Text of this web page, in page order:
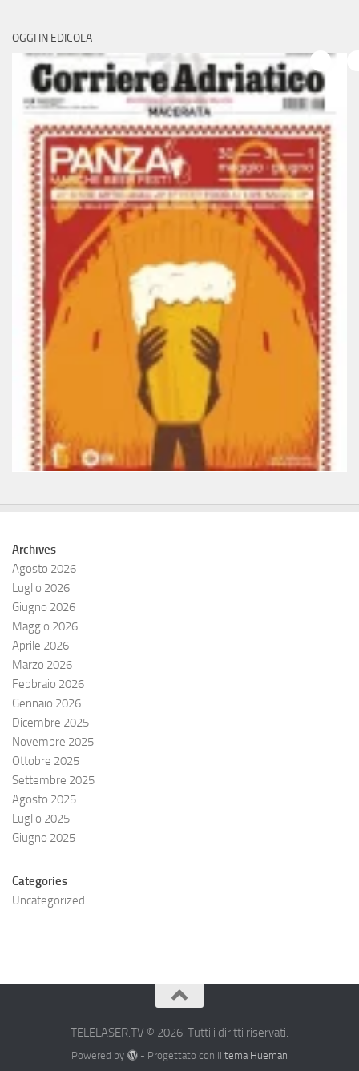
OGGI IN EDICOLA
Archives
Agosto 2026
Luglio 2026
Giugno 2026
Maggio 2026
Aprile 2026
Marzo 2026
Febbraio 2026
Gennaio 2026
Dicembre 2025
Novembre 2025
Ottobre 2025
Settembre 2025
Agosto 2025
Luglio 2025
Giugno 2025
Categories
Uncategorized
TELELASER.TV © 2026. Tutti i diritti riservati.
Powered by - Progettato con il tema Hueman